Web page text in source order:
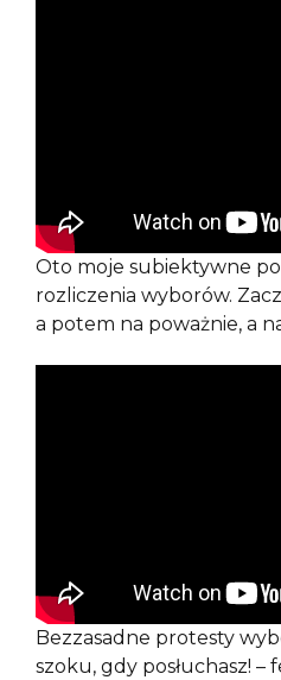
Oto moje subiektywne
rozliczenia wyborów.
a potem na poważnie, a
Bezzasadne protesty
szoku, gdy posłuchasz! –